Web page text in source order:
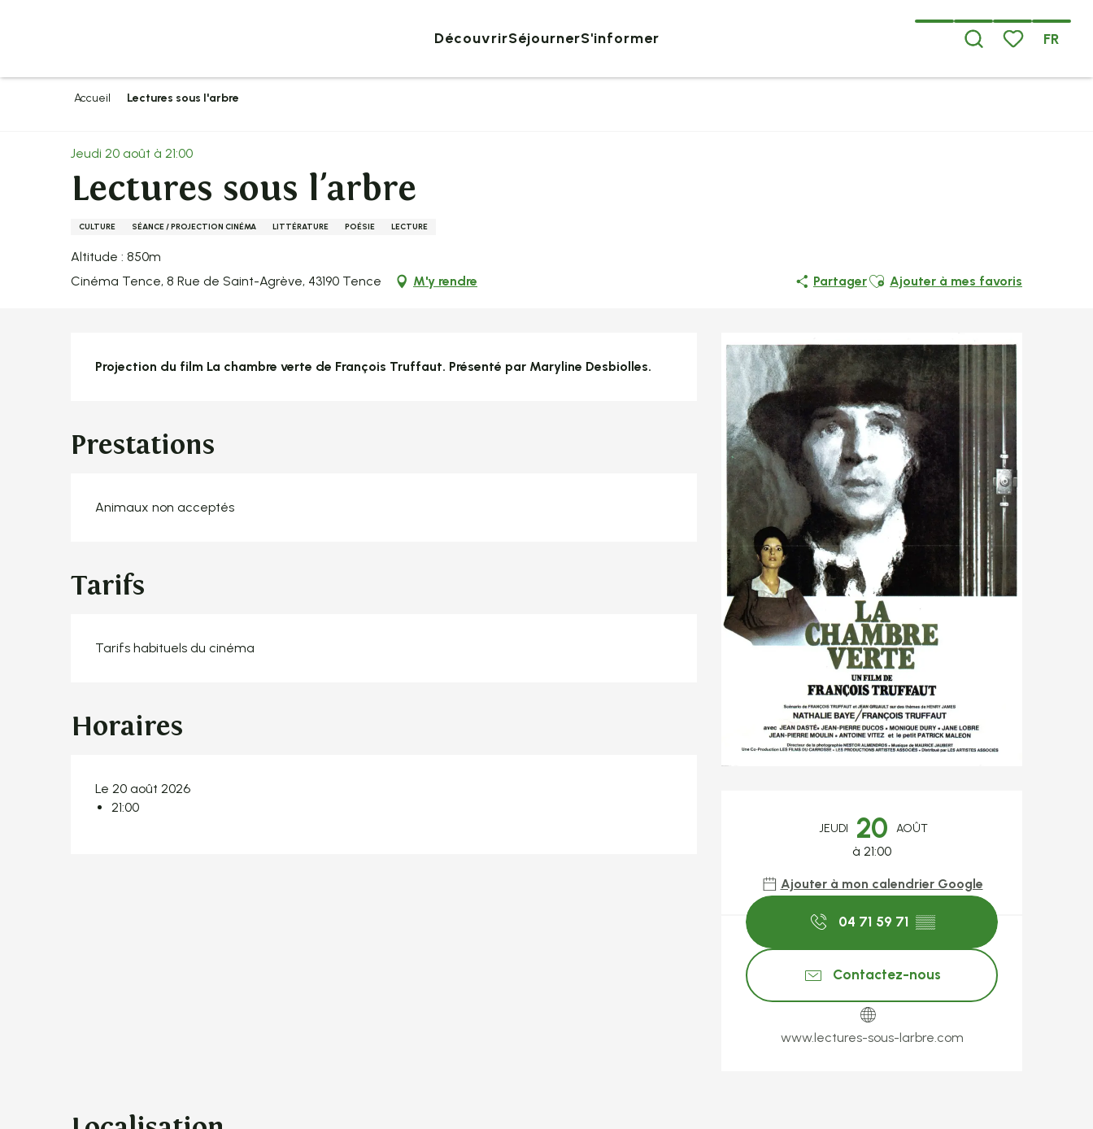
FR
DécouvrirSéjournerS'informer
Accueil Lectures sous l'arbre
Jeudi 20 août à 21:00
Lectures sous l'arbre
CULTURE SÉANCE / PROJECTION CINÉMA LITTÉRATURE POÉSIE LECTURE
Altitude : 850m
Cinéma Tence, 8 Rue de Saint-Agrève, 43190 Tence
M'y rendre PartagerAjouter aux favoris
Ajouter à mes favoris
Ouverture et
JEUDI 20 AOÛT
à 21:00
Ajouter à mon calendrier Google
04 71 59 71 ▒▒
Contactez-nous
www.lectures-sous-larbre.com
Description
Projection du film La chambre verte de François Truffaut. Présenté par Maryline Desbiolles.
Prestations
Animaux non acceptés
Tarifs
Tarifs habituels du cinéma
Horaires
Le 20 août 2026
21:00